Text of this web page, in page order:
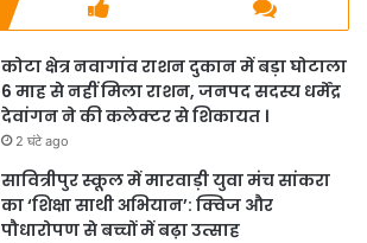
कोटा क्षेत्र नवागांव राशन दुकान में बड़ा घोटाला
6 माह से नहीं मिला राशन, जनपद सदस्य धर्मेंद्र
देवांगन ने की कलेक्टर से शिकायत ।
2 घंटे ago
सावित्रीपुर स्कूल में मारवाड़ी युवा मंच सांकरा
का ‘शिक्षा साथी अभियान’: क्विज और
पौधारोपण से बच्चों में बढ़ा उत्साह